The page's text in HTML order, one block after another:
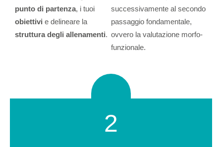
punto di partenza, i tuoi
obiettivi e delineare la
struttura degli allenamenti.
successivamente al secondo
passaggio fondamentale,
ovvero la valutazione morfo-
funzionale.
2